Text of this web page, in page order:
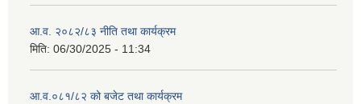
आ.व. २०८२/८३ नीति तथा कार्यक्रम
मिति: 06/30/2025 - 11:34
आ.व.०८१/८२ को बजेट तथा कार्यक्रम